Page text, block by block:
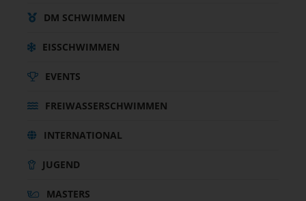
DM SCHWIMMEN
EISSCHWIMMEN
EVENTS
FREIWASSERSCHWIMMEN
INTERNATIONAL
JUGEND
MASTERS